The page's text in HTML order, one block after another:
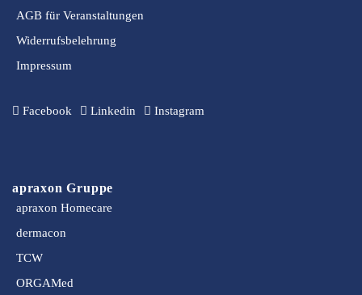
AGB für Veranstaltungen
Widerrufsbelehrung
Impressum
Facebook Linkedin Instagram
apraxon Gruppe
apraxon Homecare
dermacon
TCW
ORGAMed